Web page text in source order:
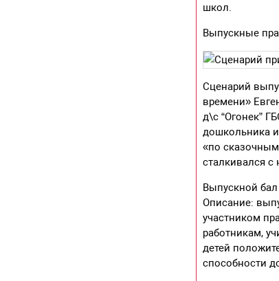
школ.
Выпускные
Сценарий
времени»
д\с “Огонек”
дошкольника и
«по
сталкивался с
Выпускной
Описание:
участником
работникам,
детей
способности